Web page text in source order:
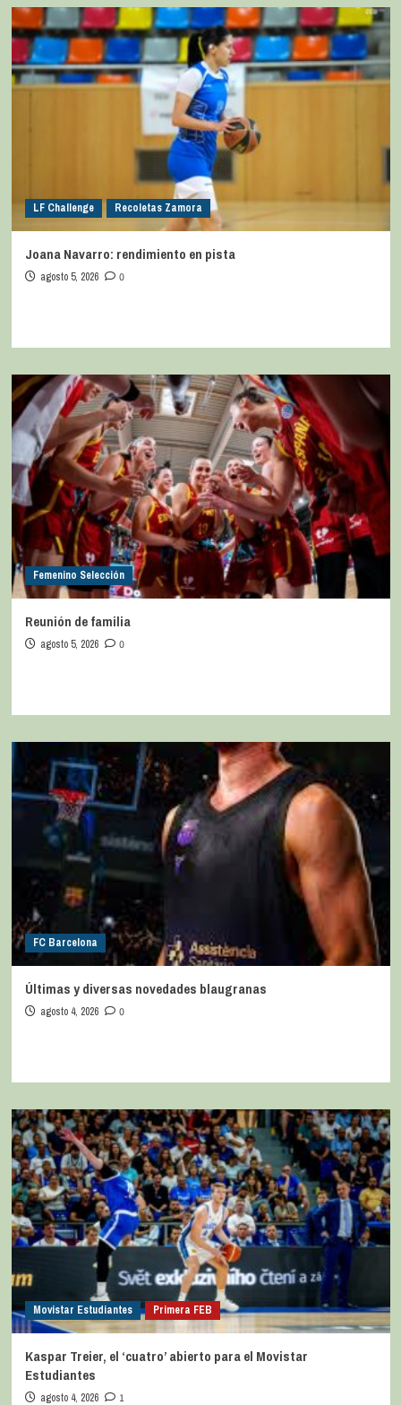
LF Challenge Recoletas Zamora
Joana Navarro: rendimiento en pista
agosto 5, 2026 0
Femenino Selección
Reunión de familia
agosto 5, 2026 0
FC Barcelona
Últimas y diversas novedades blaugranas
agosto 4, 2026 0
Movistar Estudiantes Primera FEB
Kaspar Treier, el ‘cuatro’ abierto para el Movistar
Estudiantes
agosto 4, 2026 1